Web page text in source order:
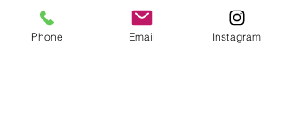
Phone Email Instagram